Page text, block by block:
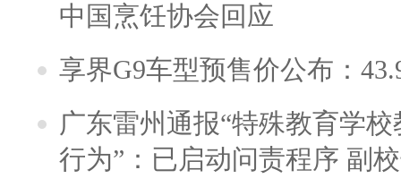
中国烹饪协会回应
享界G9车型预售价公布：
广东雷州通报“特殊教育学
行为”：已启动问责程序 副